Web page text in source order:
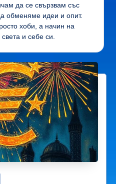
да се свързвам със
обменяме идеи и опит.
хоби, а начин на
и себе си.